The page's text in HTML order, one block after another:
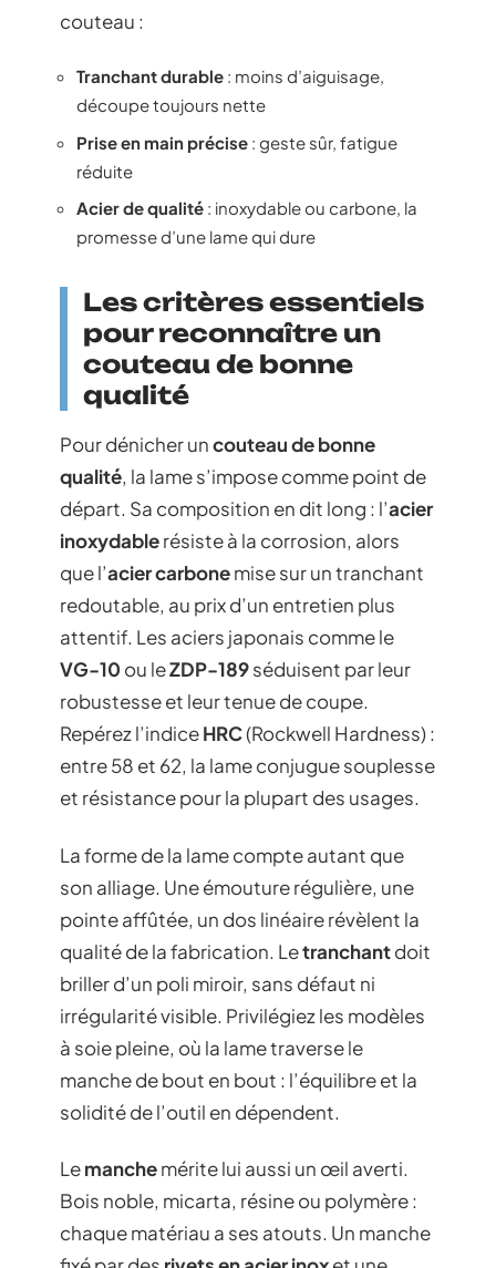
couteau :
Tranchant durable : moins d’aiguisage,
découpe toujours nette
Prise en main précise : geste sûr, fatigue
réduite
Acier de qualité : inoxydable ou carbone, la
promesse d’une lame qui dure
Les critères essentiels
pour reconnaître un
couteau de bonne
qualité
Pour dénicher uncouteau de bonne
qualité, la lame s’impose comme point de
départ. Sa composition en dit long : l’acier
inoxydablerésiste à la corrosion, alors
que l’acier carbonemise sur un tranchant
redoutable, au prix d’un entretien plus
attentif. Les aciers japonais comme le
VG-10 ou leZDP-189séduisent par leur
robustesse et leur tenue de coupe.
Repérez l’indiceHRC(Rockwell Hardness) :
entre 58 et 62, la lame conjugue souplesse
et résistance pour la plupart des usages.
La forme de la lame compte autant que
son alliage. Une émouture régulière, une
pointe affûtée, un dos linéaire révèlent la
qualité de la fabrication. Letranchantdoit
briller d’un poli miroir, sans défaut ni
irrégularité visible. Privilégiez les modèles
à soie pleine, où la lame traverse le
manche de bout en bout : l’équilibre et la
solidité de l’outil en dépendent.
Lemanchemérite lui aussi un œil averti.
Bois noble, micarta, résine ou polymère :
chaque matériau a ses atouts. Un manche